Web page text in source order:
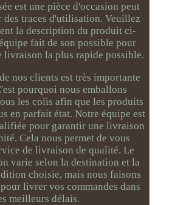
est une pièce d'occasion peut
des traces d'utilisation. Veuillez
la description du produit ci-
fait de son possible pour
livraison la plus rapide possible.
nos clients est très importante
pourquoi nous emballons
les colis afin que les produits
en parfait état. Notre équipe est
pour garantir une livraison
Cela nous permet de vous
de livraison de qualité. Le
varie selon la destination et la
choisie, mais nous faisons
livrer vos commandes dans
meilleurs délais.